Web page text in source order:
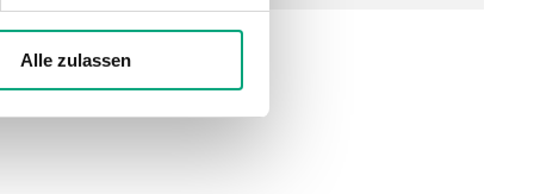
Alle zulassen